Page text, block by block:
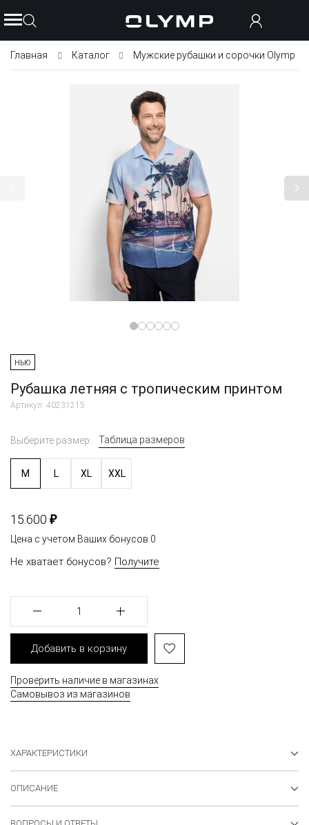
Главная Каталог Мужские рубашки и сорочки Olymp
НЬЮ
Рубашка летняя с тропическим принтом
Артикул: 40231215
Выберите размер: Таблица размеров
M L XL XXL
15.600 ₽
Цена с учетом Ваших бонусов 0
Не хватает бонусов? Получите
1
Добавить в корзину
Проверить наличие в магазинах
Самовывоз из магазинов
ХАРАКТЕРИСТИКИ
ОПИСАНИЕ